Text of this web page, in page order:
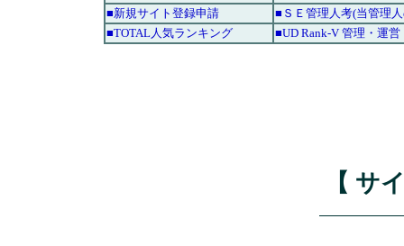
■新規サイト登録申請
■ＳＥ管理人考(当管理
■TOTAL人気ランキング
■UD Rank-V 管理・運
【 サ